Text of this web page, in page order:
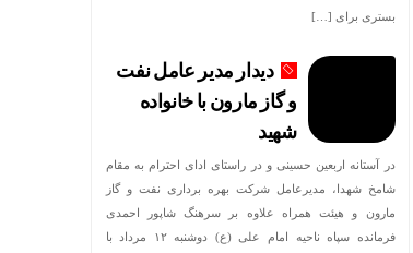
بستری برای […]
دیدار مدیر عامل نفت
و گاز مارون با خانواده
شهید
در آستانه اربعین حسینی و در راستای ادای احترام به مقام
شامخ شهدا، مدیرعامل شرکت بهره برداری نفت و گاز
مارون و هیئت همراه علاوه بر سرهنگ شاپور احمدی
فرمانده سپاه ناحیه امام علی (ع) دوشنبه ۱۲ مرداد با